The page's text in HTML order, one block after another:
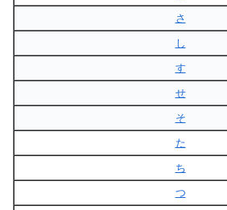
さ
し
す
せ
そ
た
ち
つ